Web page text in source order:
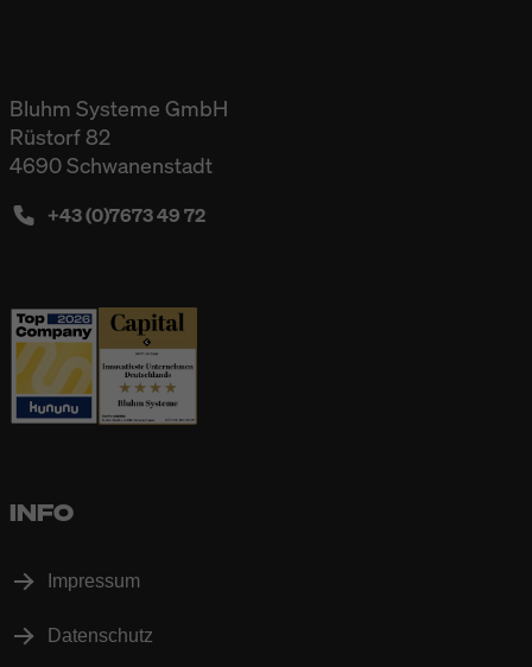
Bluhm Systeme GmbH
Rüstorf 82
4690 Schwanenstadt
+43 (0)7673 49 72
INFO
Impressum
Datenschutz